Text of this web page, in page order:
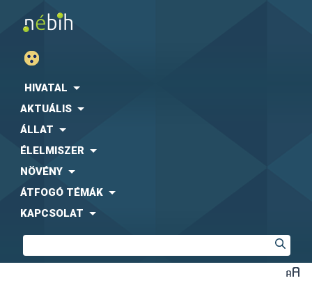
HIVATAL
AKTUÁLIS
ÁLLAT
ÉLELMISZER
NÖVÉNY
ÁTFOGÓ TÉMÁK
KAPCSOLAT